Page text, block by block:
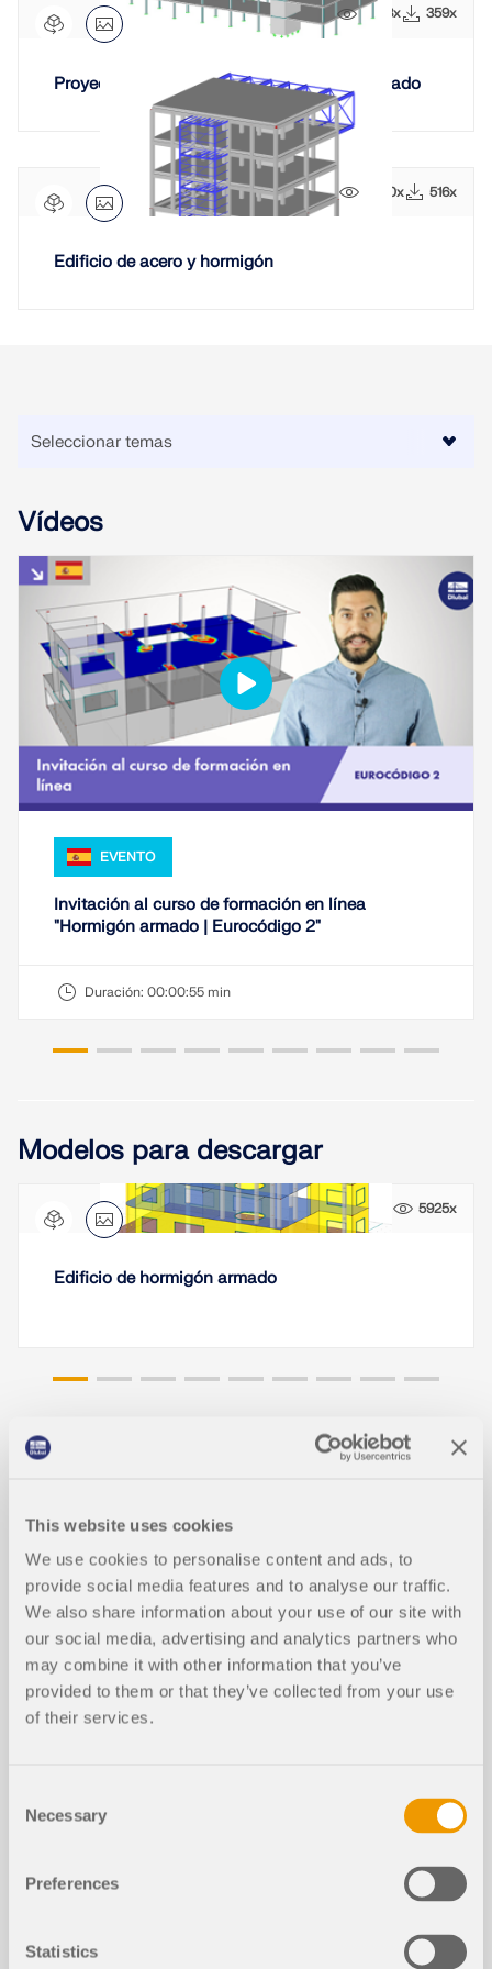
This website uses cookies
We use cookies to personalise content and ads, to
provide social media features and to analyse our traffic.
We also share information about your use of our site with
our social media, advertising and analytics partners who
may combine it with other information that you’ve
provided to them or that they’ve collected from your use
of their services.
Selection
Necessary
Preferences
Statistics
ZONAS DE CARGA
5388x 359x
Proyecto de aparcamiento de hormigón armado
9550x 516x
Edificio de acero y hormigón
Vídeos
EVENTO
Invitación al curso de formación en línea
"Hormigón armado | Eurocódigo 2"
Duración: 00:00:55 min
Modelos para descargar
5925x
Edificio de hormigón armado
ocimientos
El papel de la simulación de viento e
n estructuras de madera